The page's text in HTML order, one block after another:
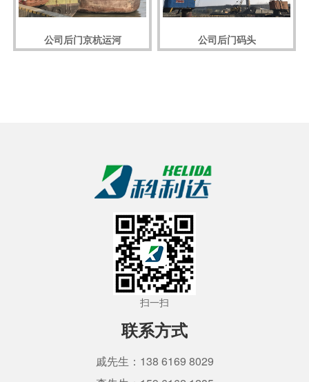
公司后门京杭运河 公司后门码头
扫一扫
联系方式
戚先生：138 6169 8029